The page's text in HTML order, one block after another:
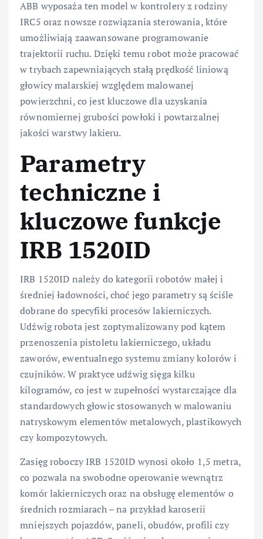
ABB wyposaża ten model w kontrolery z rodziny
IRC5 oraz nowsze rozwiązania sterowania, które
umożliwiają zaawansowane programowanie
trajektorii ruchu. Dzięki temu robot może pracować
w trybach zapewniających stałą prędkość liniową
głowicy malarskiej względem malowanej
powierzchni, co jest kluczowe dla uzyskania
równomiernej grubości powłoki i powtarzalnej
jakości warstwy lakieru.
Parametry
techniczne i
kluczowe funkcje
IRB 1520ID
IRB 1520ID należy do kategorii robotów małej i
średniej ładowności, choć jego parametry są ściśle
dobrane do specyfiki procesów lakierniczych.
Udźwig robota jest zoptymalizowany pod kątem
przenoszenia pistoletu lakierniczego, układu
zaworów, ewentualnego systemu zmiany kolorów i
czujników. W praktyce udźwig sięga kilku
kilogramów, co jest w zupełności wystarczające dla
standardowych głowic stosowanych w malowaniu
natryskowym elementów metalowych, plastikowych
czy kompozytowych.
Zasięg roboczy IRB 1520ID wynosi około 1,5 metra,
co pozwala na swobodne operowanie wewnątrz
komór lakierniczych oraz na obsługę elementów o
średnich rozmiarach – na przykład karoserii
mniejszych pojazdów, paneli, obudów, profili czy